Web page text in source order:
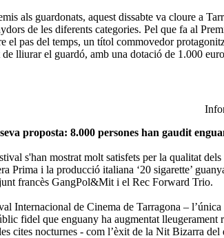
als guardonats, aquest dissabte va cloure a
de les diferents categories. Pel que fa al
el pas del temps, un títol commovedor
lliurar el guardó, amb una dotació de 1.000
proposta: 8.000 persones han gaudit
s'han mostrat molt satisfets per la qualitat
Prima i la producció italiana ‘20 sigarette’
francès GangPol&Mit i el Rec Forward Trio.
Internacional de Cinema de Tarragona –
fidel que enguany ha augmentat
cites nocturnes - com l’èxit de la Nit Bizarra